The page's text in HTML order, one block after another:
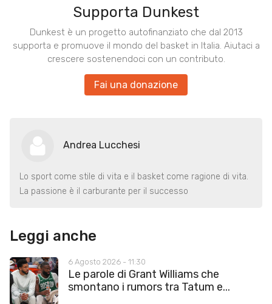
Supporta Dunkest
Dunkest è un progetto autofinanziato che dal 2013
supporta e promuove il mondo del basket in Italia. Aiutaci a
crescere sostenendoci con un contributo.
Fai una donazione
Andrea Lucchesi
Lo sport come stile di vita e il basket come ragione di vita.
La passione è il carburante per il successo
Leggi anche
6 Agosto 2026 - 11:30
Le parole di Grant Williams che
smontano i rumors tra Tatum e...